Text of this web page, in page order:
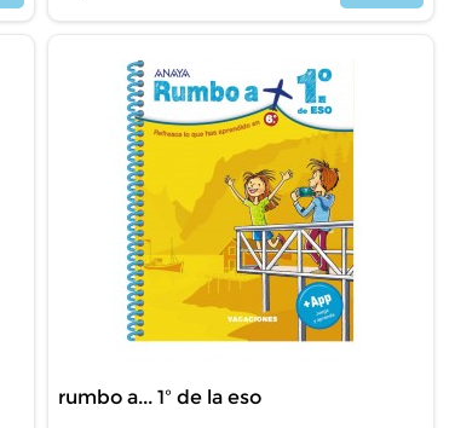
rumbo a... 1º de la eso